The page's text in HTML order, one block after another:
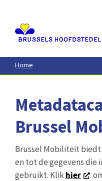
contenu
principal
Home
Brussel
Brussel Mobiliteit biedt
en tot de gegevens die
gebruikt. Klikhier
.